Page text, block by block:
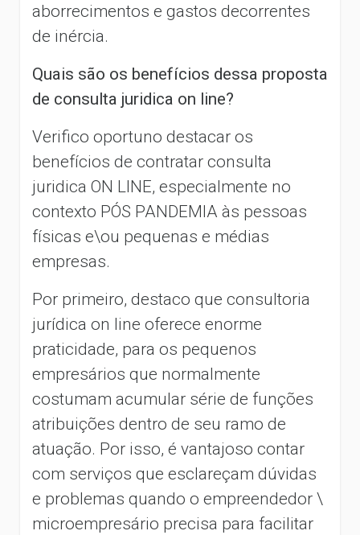
aborrecimentos e gastos decorrentes
de inércia.
Quais são os benefícios dessa proposta
de consulta juridica on line?
Verifico oportuno destacar os
benefícios de contratar consulta
juridica ON LINE, especialmente no
contexto PÓS PANDEMIA às pessoas
físicas e\ou pequenas e médias
empresas.
Por primeiro, destaco que consultoria
jurídica on line oferece enorme
praticidade, para os pequenos
empresários que normalmente
costumam acumular série de funções
atribuições dentro de seu ramo de
atuação. Por isso, é vantajoso contar
com serviços que esclareçam dúvidas
e problemas quando o empreendedor \
microempresário precisa para facilitar